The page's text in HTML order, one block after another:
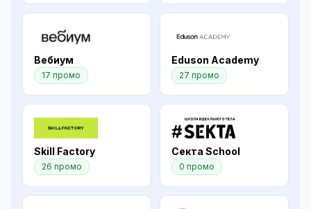
Вебиум
17 промо
Eduson Academy
27 промо
Skill Factory
26 промо
Секта School
0 промо